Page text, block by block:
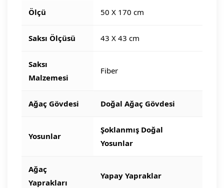
Ölçü 50 X 170 cm
Saksı Ölçüsü 43 X 43 cm
Saksı
Malzemesi
Fiber
Ağaç Gövdesi Doğal Ağaç Gövdesi
Yosunlar
Şoklanmış Doğal
Yosunlar
Ağaç
Yaprakları
Yapay Yapraklar